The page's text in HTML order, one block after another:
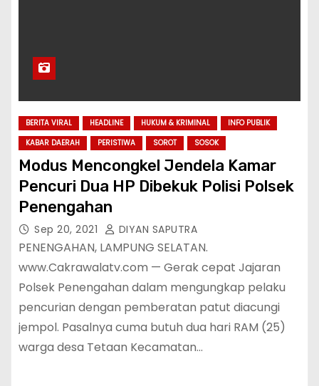
BERITA VIRAL HEADLINE HUKUM & KRIMINAL
INFO PUBLIK
KABAR DAERAH
PERISTIWA SOROT SOSOK
Modus Mencongkel Jendela Kamar
Pencuri Dua HP Dibekuk Polisi Polsek
Penengahan
Sep 20, 2021 DIYAN SAPUTRA
PENENGAHAN, LAMPUNG SELATAN.
www.Cakrawalatv.com — Gerak cepat Jajaran
Polsek Penengahan dalam mengungkap pelaku
pencurian dengan pemberatan patut diacungi
jempol. Pasalnya cuma butuh dua hari RAM (25)
warga desa Tetaan Kecamatan…